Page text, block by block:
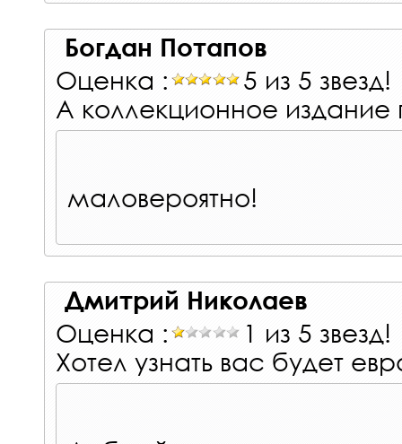
Богдан Потапов
Оценка :
5 из 5 звезд!
А коллекционное издание
маловероятно!
Дмитрий Николаев
Оценка :
1 из 5 звезд!
Хотел узнать вас будет